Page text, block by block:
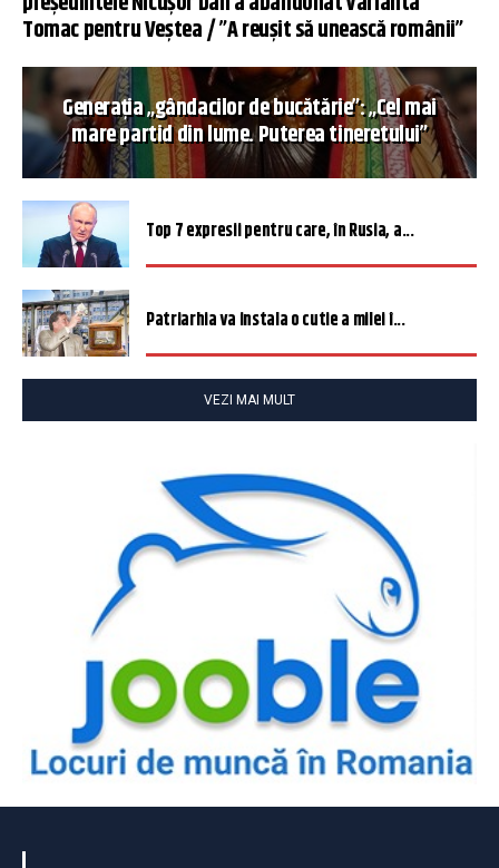
Tomac pentru Veștea / ”A reușit să unească românii”
Generația „gândacilor de bucătărie”: „Cel mai
mare partid din lume. Puterea tineretului”
Top 7 expresii pentru care, în Rusia, a...
Patriarhia va instala o cutie a milei î...
VEZI MAI MULT